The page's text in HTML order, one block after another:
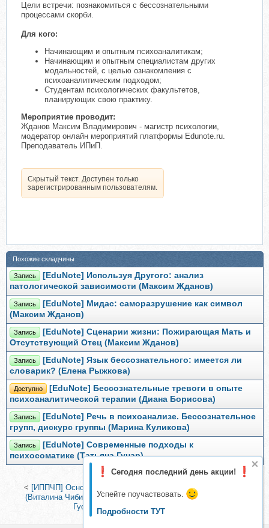
Сегодня последний день акции!
Успейте поучаствовать.
Подробности ТУТ
Цели встречи: познакомиться с бессознательными
процессами скорби.
Для кого:
Начинающим и опытным психоаналитикам;
Начинающим и опытным специалистам других
модальностей, с целью ознакомления с
психоаналитическим подходом;
Студентам психологических факультетов,
планирующих свою практику.
Мероприятие проводит:
Жданов Максим Владимирович - магистр психологии,
модератор онлайн мероприятий платформы Edunote.ru.
Преподаватель ИПиП.
Скрытый текст. Доступен только
зарегистрированным пользователям.
Похожие складчины
Запись
[EduNote] Используя Другого: анализ
патологической зависимости (Максим Жданов)
Запись
[EduNote] Мидас: саморазрушение как символ
(Максим Жданов)
Запись
[EduNote] Сценарии жизни: Пожирающая Мать и
Отсутствующий Отец (Максим Жданов)
Запись
[EduNote] Язык бессознательного: имеется ли
словарик? (Елена Рыжкова)
Доступно
[EduNote] Бессознательные тревоги в опыте
психоаналитической терапии (Диана Борисова)
Запись
[EduNote] Речь в психоанализе. Бессознательное
групп, дискурс группы (Марина Куликова)
Запись
[EduNote] Современные подходы к
психосоматике (Татьяна Гунар)
< [ИППЧП] Основы современной психосоматики. 1 триместр
(Виталина Чибис)
Формула ретрита. Тариф Слушаю (Анна
Гусева, Анастасия Бодрячкова)